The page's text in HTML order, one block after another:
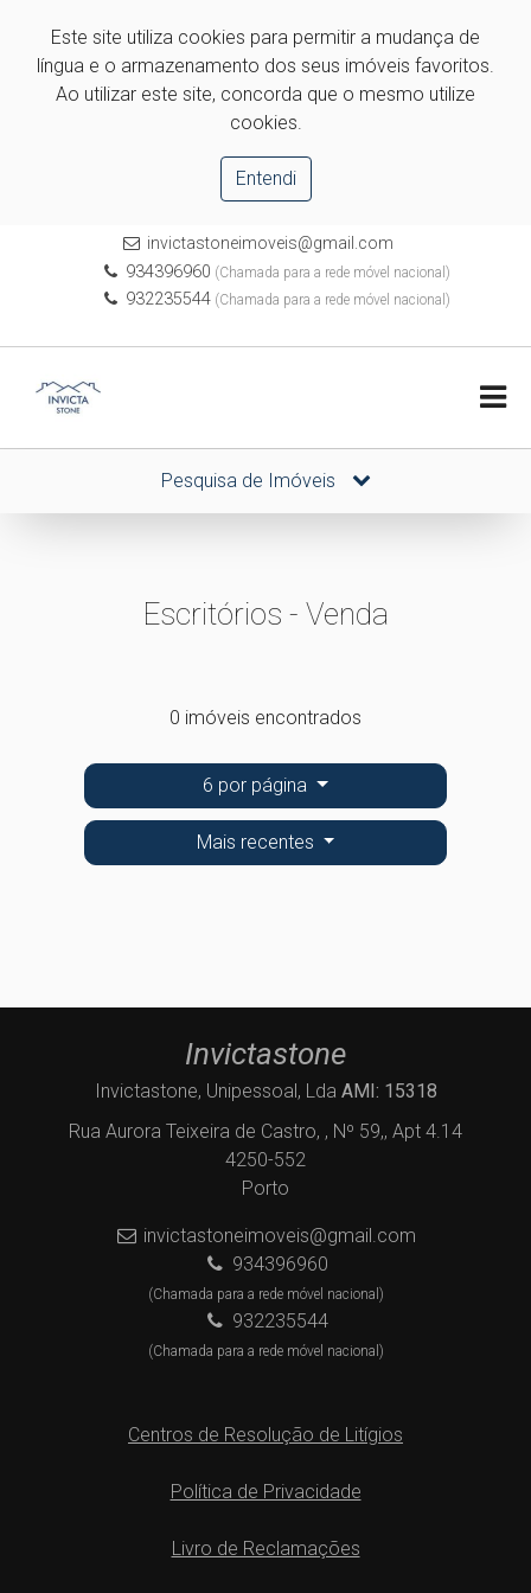
Este site utiliza cookies para permitir a mudança de
língua e o armazenamento dos seus imóveis favoritos.
Ao utilizar este site, concorda que o mesmo utilize
cookies.
Entendi
invictastoneimoveis@gmail.com
934396960 (Chamada para a rede móvel nacional)
932235544 (Chamada para a rede móvel nacional)
Pesquisa de Imóveis
Escritórios - Venda
0 imóveis encontrados
6 por página
Mais recentes
Invictastone
Invictastone, Unipessoal, Lda AMI: 15318
Rua Aurora Teixeira de Castro, , Nº 59,, Apt 4.14
4250-552
Porto
invictastoneimoveis@gmail.com
934396960
(Chamada para a rede móvel nacional)
932235544
(Chamada para a rede móvel nacional)
Centros de Resolução de Litígios
Política de Privacidade
Livro de Reclamações